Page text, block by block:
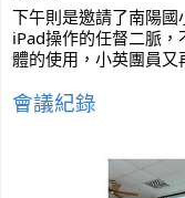
下午則是邀請了南陽
iPad操作的任督二脈
體的使用，小英團員又
會議紀錄